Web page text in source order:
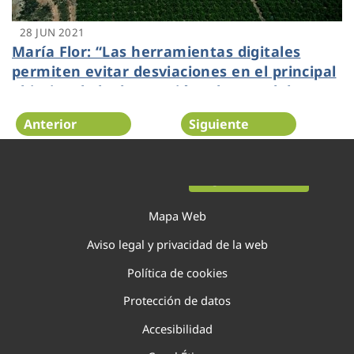
28 JUN 2021
María Flor: “Las herramientas digitales
permiten evitar desviaciones en el principal
objetivo de la depuración: el control de
calidad del agua”
Anterior Siguiente
Mapa Web
Aviso legal y privacidad de la web
Política de cookies
Protección de datos
Accesibilidad